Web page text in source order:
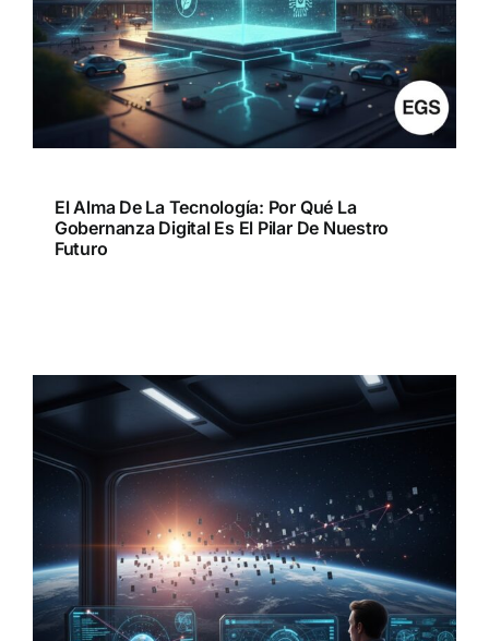
El Alma De La Tecnología: Por Qué La
Gobernanza Digital Es El Pilar De Nuestro
Futuro